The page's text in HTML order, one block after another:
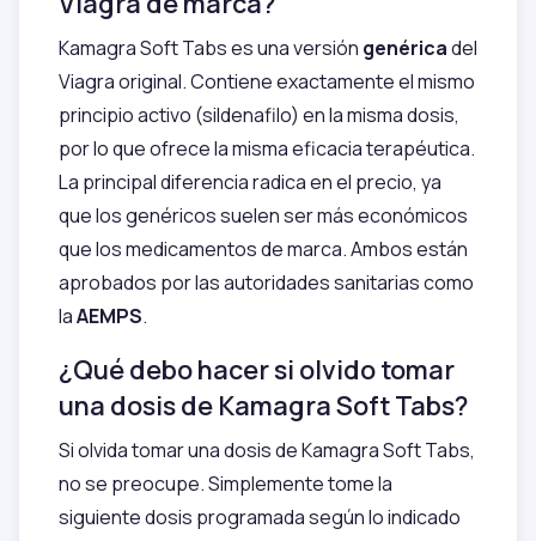
Kamagra Soft Tabs es una versión genéricadel
Viagra original. Contiene exactamente el mismo
principio activo (sildenafilo) en la misma dosis,
por lo que ofrece la misma eficacia terapéutica.
La principal diferencia radica en el precio, ya
que los genéricos suelen ser más económicos
que los medicamentos de marca. Ambos están
aprobados por las autoridades sanitarias como
laAEMPS.
¿Qué debo hacer si olvido tomar
una dosis de Kamagra Soft Tabs?
Si olvida tomar una dosis de Kamagra Soft Tabs,
no se preocupe. Simplemente tome la
siguiente dosis programada según lo indicado